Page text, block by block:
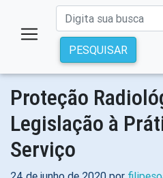
PESQUISAR
Proteção
Legislação à
Serviço